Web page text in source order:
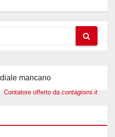
mancano
Contatore offerto da contagiorni.it